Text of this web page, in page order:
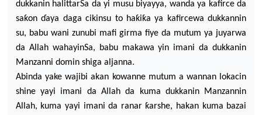
dukkanin halittarSa da yi musu biyayya, wanda ya kafirce da
saƙonɗaya daga cikinsu to haƙiƙa ya kafircewa dukkannin
su, babu wani zunubi mafi girma fiye da mutum ya juyarwa
da Allah wahayinSa, babu makawa yin imani da dukkanin
Manzanni domin shiga aljanna.
Abinda yake wajibi akan kowanne mutum a wannan lokacin
shine yayi imani da Allah da kuma dukkanin Manzannin
Allah, kuma yayi imani da ranar ƙarshe, hakan kuma bazai